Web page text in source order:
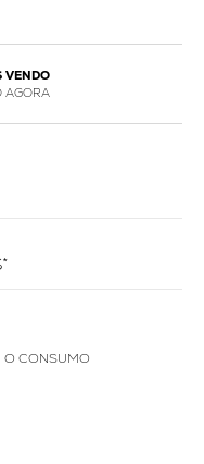
VENDO
AGORA
O CONSUMO